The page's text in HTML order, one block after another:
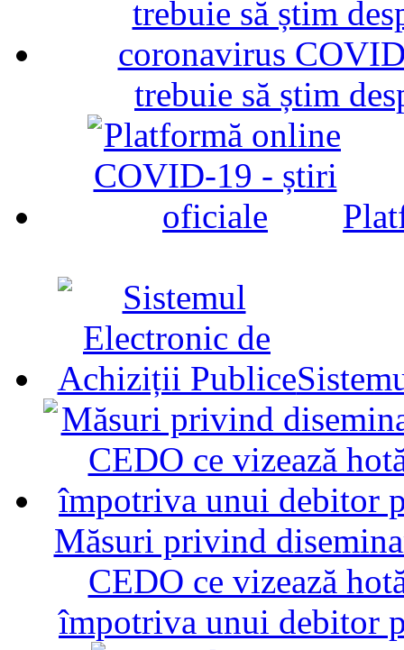
trebuie să știm
Măsuri privind
CEDO ce vizează
împotriva unui debitor